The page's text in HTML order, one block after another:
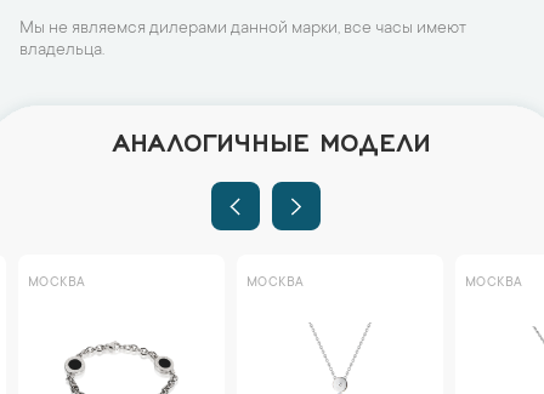
Мы не являемся дилерами данной марки, все часы имеют
владельца.
АНАЛОГИЧНЫЕ МОДЕЛИ
МОСКВА МОСКВА МОСКВА